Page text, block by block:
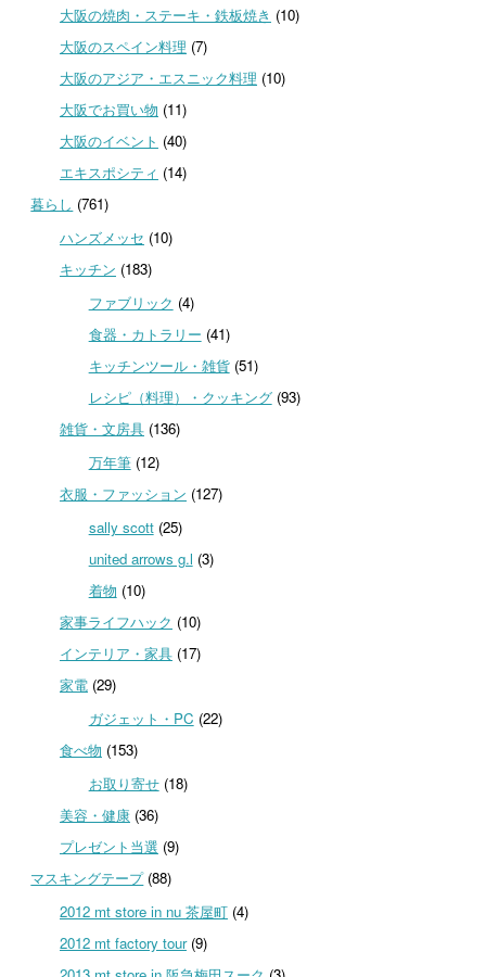
大阪の焼肉・ステーキ・鉄板焼き (10)
大阪のスペイン料理 (7)
大阪のアジア・エスニック料理 (10)
大阪でお買い物 (11)
大阪のイベント (40)
エキスポシティ (14)
暮らし (761)
ハンズメッセ (10)
キッチン (183)
ファブリック (4)
食器・カトラリー (41)
キッチンツール・雑貨(51)
レシピ（料理）・クッキング(93)
雑貨・文房具(136)
万年筆(12)
衣服・ファッション (127)
sally scott(25)
united arrows g.l (3)
着物 (10)
家事ライフハック (10)
インテリア・家具(17)
家電(29)
ガジェット・PC (22)
食べ物 (153)
お取り寄せ(18)
美容・健康(36)
プレゼント当選 (9)
マスキングテープ(88)
2012 mt store in nu 茶屋町(4)
2012 mt factory tour(9)